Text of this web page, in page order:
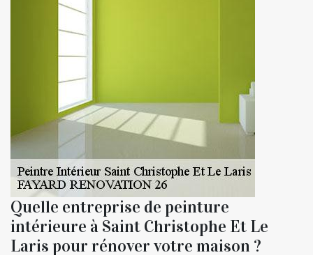
Quelle entreprise de peinture
intérieure à Saint Christophe Et Le
Laris pour rénover votre maison ?